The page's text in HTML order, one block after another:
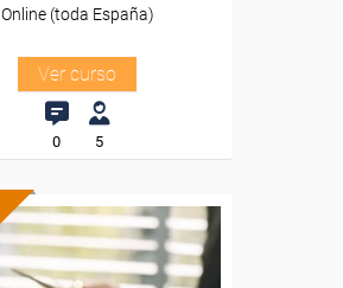
Online (toda España)
Ver curso
0 5
Formación 100%